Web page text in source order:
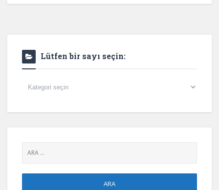
Lütfen bir sayı seçin:
Lütfen